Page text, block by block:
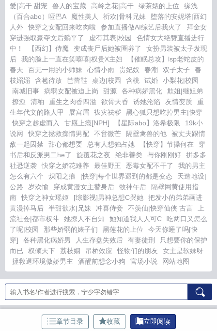
爱|高干 甜宠
兽人的宝藏 高岭之花|高干 绿茶婊的上位
缘浅
（百合abo）哑巴A
魔性美人 祈欢|骨科兄妹
堕落的安妮塔|西幻
人外
快穿之女配回来吃肉啦 参加直播做AI综艺后我火了
拜金女
穿进强取豪夺文后躺平了
虚有其表|校园
色情女大绝赞直播进行
中！
【西幻】侍魔 变成丧尸后她被圈养了
女扮男装被太子发现
后
我的脸上一直在笑嘻嘻|权贵X主妇
【催眠总攻】lsp老蛇皮的
春天
百无一用的小师妹 心情小雨 贵妃奴 春潮 双子太子
春
枝嫋嫋
含苞待放 芭蕾鞋 桌边|校园 含桃 试婚
小梨花|校园
南城旧事
病弱女配被迫上岗 甜源 各种病娇黑化
欺姐|继姐弟
撩愈
清釉 重生之肉香四溢 欲骨天香 诱她沦陷 友情变质
重
生年代文的路人甲
展宫眉 袚灾祛秽
黑心狐只想吃掉男主|快穿
快穿之趁虚而入
甘愿上瘾[NPH] 【星际abo】洛希极限
19k小
说网
快穿之拯救痴情男配 不啻微芒 隔壁禽兽的他
被丈夫跟情
敌一起囚禁
甜心都想要 总有人想独占她 【快穿】节操何在
穿
书后和反派男二he了
旋覆花之夜 绝非善类 与你刚刚好
拼多多
社恐逆袭
快穿之娇花难养 最佳野王 恶毒女配不干了
我的男主
怎么有六个
炽阳之痕 [快穿]每个世界遇到的都是变态
天造地设|
公路
岁欢愉 穿成黄漫女主替身后 牧神午后
隔壁网黄使用指
南
快穿之神女瑶姬 [综影视]男神总想C哭她
把发小的弟弟画进
黄漫掉马后
半甜欲水|兄妹 冲喜侍妾 不羡仙|快穿仙侠 古言
上
流社会|都市权斗
她撩人不自知 她知道我人人可C
吃两口又怎么
了呢|校园
那些娇弱的婊子们 黑莲花的上位
今天你睡了吗[快
穿]
各种黑化病娇男 人生存盘失效后 有妻徒刑
只想要你的保护
而已
权倾天下 荔枝姻 吊桥效应 怪物们的朋友
女主是软妹呀
拯救退环境傲娇男主
酒醒前想念小狗 官场小说 网站地图
章节目录 收藏 立即阅读